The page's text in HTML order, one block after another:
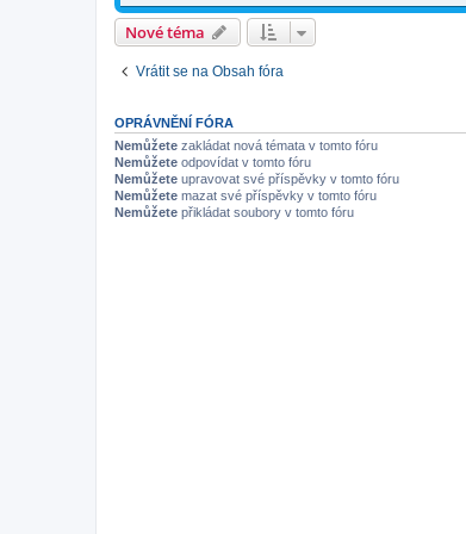
Nové téma
Vrátit se na Obsah fóra
OPRÁVNĚNÍ FÓRA
Nemůžete zakládat nová témata v tomto fóru
Nemůžete odpovídat v tomto fóru
Nemůžete upravovat své příspěvky v tomto fóru
Nemůžete mazat své příspěvky v tomto fóru
Nemůžete přikládat soubory v tomto fóru